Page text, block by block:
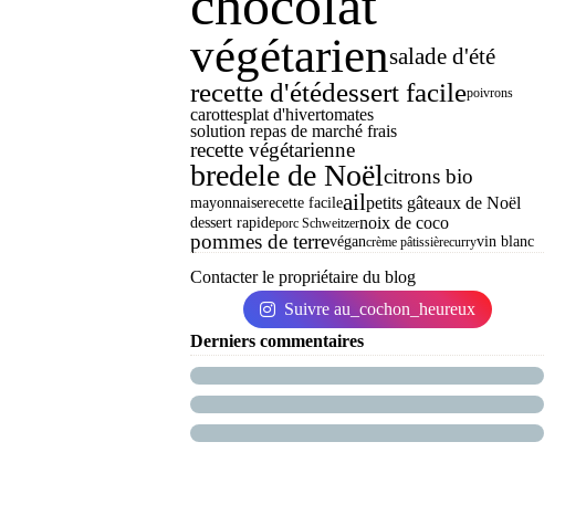
végétariensalade d'été
recette d'étédessert facilepoivrons
carottesplat d'hivertomates
solution repas de marché frais
recette végétarienne
bredele de Noëlcitrons bio
mayonnaiserecette facileailpetits gâteaux de Noël
dessert rapideporc Schweitzernoix de coco
pommes de terrevégancrème pâtissièrecurryvin blanc
Contacter le propriétaire du blog
Suivre au_cochon_heureux
Derniers commentaires